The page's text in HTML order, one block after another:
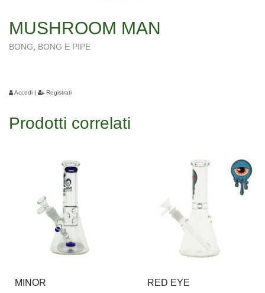
MUSHROOM MAN
BONG BONG E PIPE
Accedi | Registrati
Prodotti correlati
MINOR RED EYE